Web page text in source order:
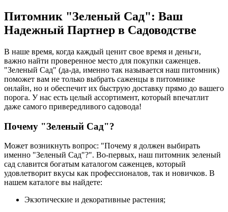
Питомник "Зеленый Сад": Ваш
Надежный Партнер в Садоводстве
В наше время, когда каждый ценит свое время и деньги,
важно найти проверенное место для покупки саженцев.
"Зеленый Сад" (да-да, именно так называется наш питомник)
поможет вам не только выбрать саженцы в питомнике
онлайн, но и обеспечит их быструю доставку прямо до вашего
порога. У нас есть целый ассортимент, который впечатлит
даже самого привередливого садовода!
Почему "Зеленый Сад"?
Может возникнуть вопрос: "Почему я должен выбирать
именно "Зеленый Сад"?". Во-первых, наш питомник зеленый
сад славится богатым каталогом саженцев, который
удовлетворит вкусы как профессионалов, так и новичков. В
нашем каталоге вы найдете:
Экзотические и декоративные растения;